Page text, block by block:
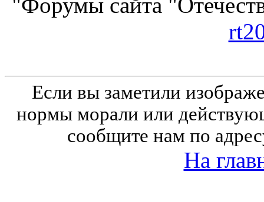
Если вы заметили
нормы морали или
сообщите нам по
На